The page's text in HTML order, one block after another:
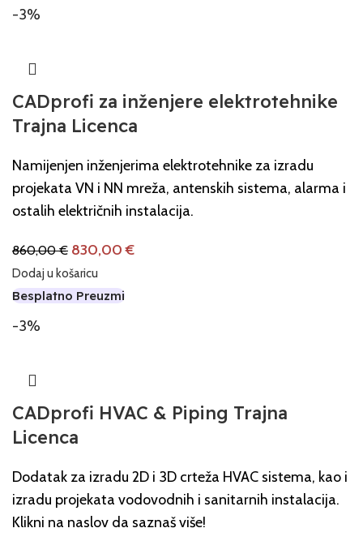
-3%
CADprofi za inženjere elektrotehnike
Trajna Licenca
Namijenjen inženjerima elektrotehnike za izradu
projekata VN i NN mreža, antenskih sistema, alarma i
ostalih električnih instalacija.
860,00€ 830,00€
Dodaj u košaricu
Besplatno Preuzmi
-3%
CADprofi HVAC & Piping Trajna
Licenca
Dodatak za izradu 2D i 3D crteža HVAC sistema, kao i
izradu projekata vodovodnih i sanitarnih instalacija.
Klikni na naslov da saznaš više!